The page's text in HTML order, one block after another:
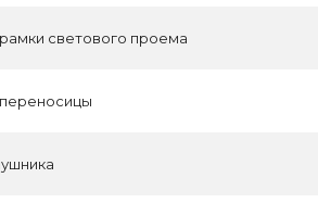
светового проема